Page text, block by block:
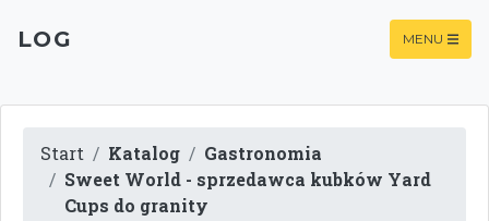
LOG MENU
Start Katalog
Gastronomia
Sweet World - sprzedawca kubków Yard
Cups do granity